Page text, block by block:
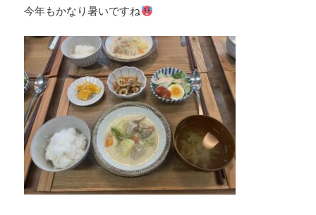
今年もかなり暑いですね